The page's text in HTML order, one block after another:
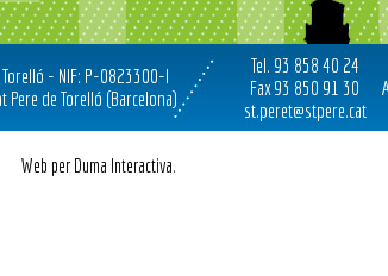
- NIF: P-0823300-I
de Torelló (Barcelona)
Tel. 93 858 40 24
Fax 93 850 91 30
st.peret@stpere.cat
Web per Duma Interactiva.